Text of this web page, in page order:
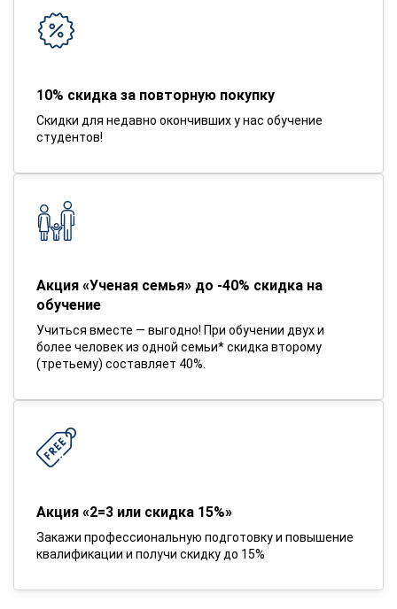
10% скидка за повторную покупку
Скидки для недавно окончивших у нас обучение
студентов!
Акция «Ученая семья» до -40% скидка на
обучение
Учиться вместе — выгодно! При обучении двух и
более человек из одной семьи* скидка второму
(третьему) составляет 40%.
Акция «2=3 или скидка 15%»
Закажи профессиональную подготовку и повышение
квалификации и получи скидку до 15%